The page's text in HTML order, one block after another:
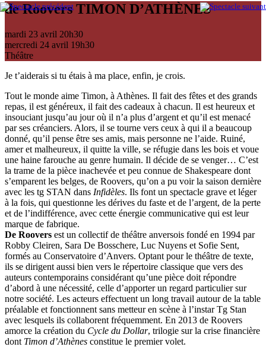
de Roovers TIMON D’ATHÈNES
mardi 23 avril 20h30
mercredi 24 avril 19h30
Théâtre
Je t’aiderais si tu étais à ma place, enfin, je crois.
Tout le monde aime Timon, à Athènes. Il fait des fêtes et des grands
repas, il est généreux, il fait des cadeaux à chacun. Il est heureux et
insouciant jusqu’au jour où il n’a plus d’argent et qu’il est menacé
par ses créanciers. Alors, il se tourne vers ceux à qui il a beaucoup
donné, qu’il pense être ses amis, mais personne ne l’aide. Ruiné,
amer et malheureux, il quitte la ville, se réfugie dans les bois et voue
une haine farouche au genre humain. Il décide de se venger… C’est
la trame de la pièce inachevée et peu connue de Shakespeare dont
s’emparent les belges, de Roovers, qu’on a pu voir la saison dernière
avec les tg STAN dans Infidèles. Ils font un spectacle grave et léger
à la fois, qui questionne les dérives du faste et de l’argent, de la perte
et de l’indifférence, avec cette énergie communicative qui est leur
marque de fabrique.
De Roovers est un collectif de théâtre anversois fondé en 1994 par
Robby Cleiren, Sara De Bosschere, Luc Nuyens et Sofie Sent,
formés au Conservatoire d’Anvers. Optant pour le théâtre de texte,
ils se dirigent aussi bien vers le répertoire classique que vers des
auteurs contemporains considérant qu’une pièce doit répondre
d’abord à une nécessité, celle d’apporter un regard particulier sur
notre société. Les acteurs effectuent un long travail autour de la table
préalable et fonctionnent sans metteur en scène à l’instar Tg Stan
avec lesquels ils collaborent fréquemment. En 2013 de Roovers
amorce la création du Cycle du Dollar, trilogie sur la crise financière
dont Timon d’Athènes constitue le premier volet.